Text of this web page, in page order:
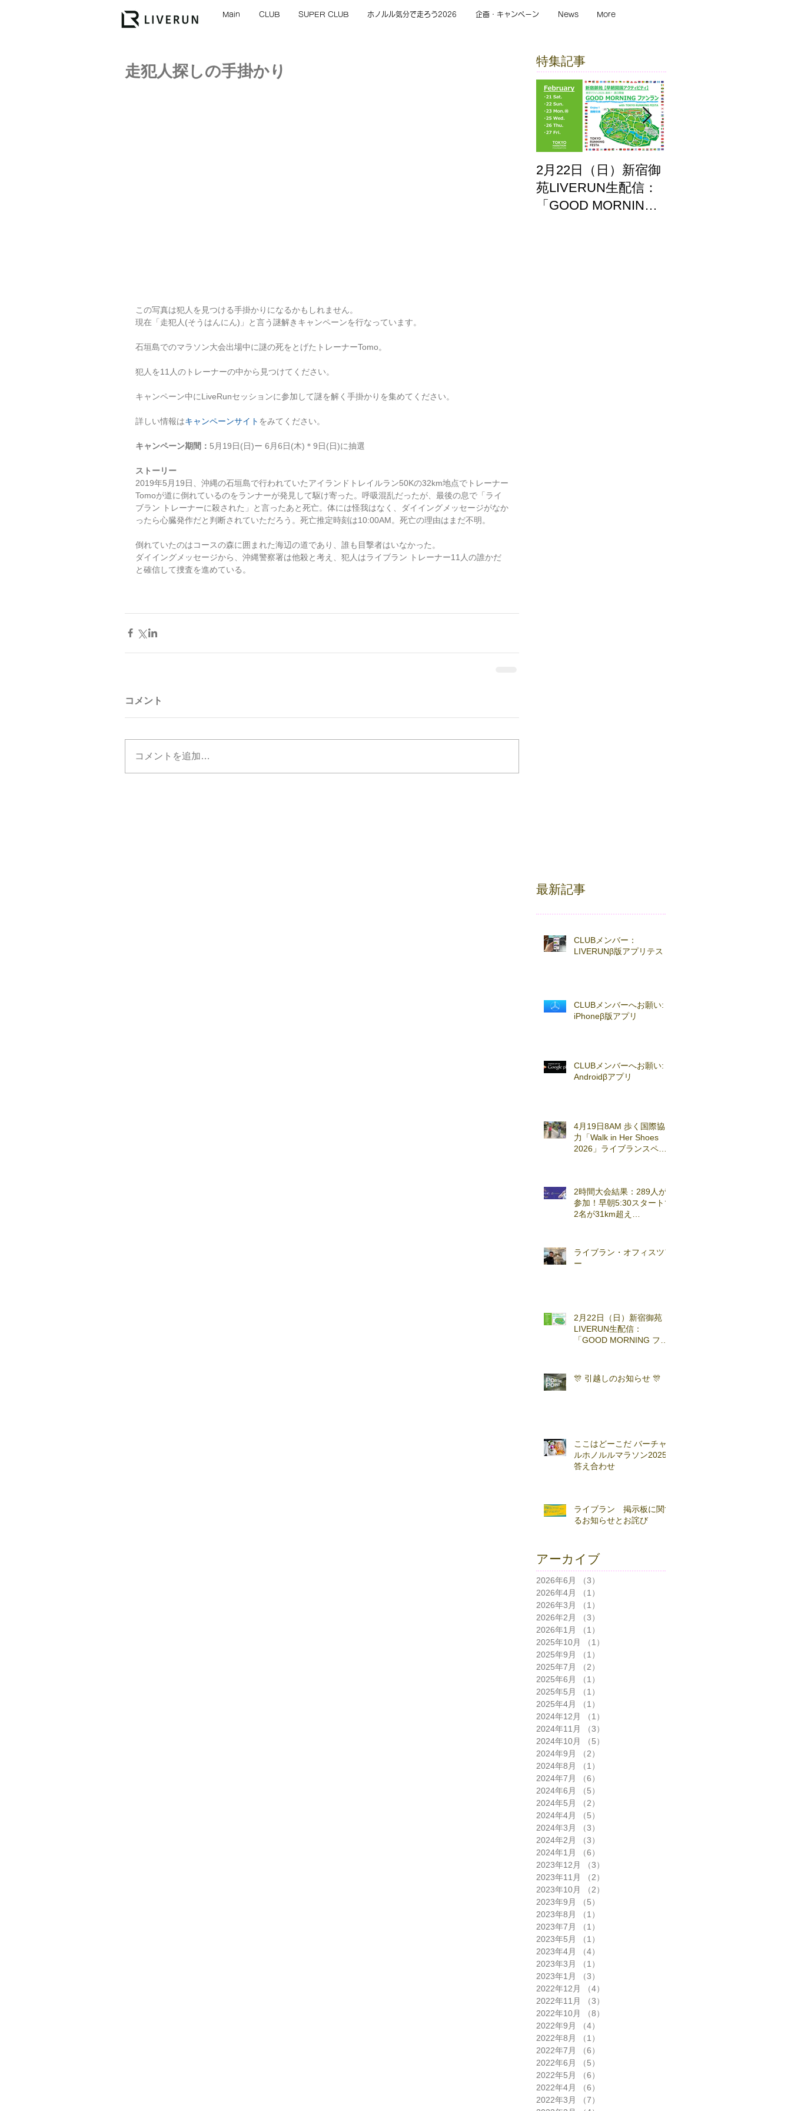
Main CLUB SUPER CLUB ホノルル気分で走ろう2026 企画・キャンペーン News More
走犯人探しの手掛かり
この写真は犯人を見つける手掛かりになるかもしれません。
現在「走犯人(そうはんにん)」と言う謎解きキャンペーンを行なっています。
石垣島でのマラソン大会出場中に謎の死をとげたトレーナーTomo。
犯人を11人のトレーナーの中から見つけてください。
キャンペーン中にLiveRunセッションに参加して謎を解く手掛かりを集めてください。
詳しい情報はキャンペーンサイト をみてください。
キャンペーン期間： 5月19日(日)ー 6月6日(木)＊9日(日)に抽選
ストーリー
2019年5月19日、沖縄の石垣島で行われていたアイランドトレイルラン50Kの32km地点でトレーナー
Tomoが道に倒れているのをランナーが発見して駆け寄った。呼吸混乱だったが、最後の息で「ライ
ブラン トレーナーに殺された」と言ったあと死亡。体には怪我はなく、ダイイングメッセージがなか
ったら心臓発作だと判断されていただろう。死亡推定時刻は10:00AM。死亡の理由はまだ不明。
倒れていたのはコースの森に囲まれた海辺の道であり、誰も目撃者はいなかった。
ダイイングメッセージから、沖縄警察署は他殺と考え、犯人はライブラン トレーナー11人の誰かだ
と確信して捜査を進めている。
コメント
コメントを追加…
特集記事
2月22日（日）新宿御
苑LIVERUN生配信：
「GOOD MORNING
最新記事
CLUBメンバー：
LIVERUNβ版アプリテスト
CLUBメンバーへお願い:
iPhoneβ版アプリ
CLUBメンバーへお願い:
Androidβアプリ
4月19日8AM 歩く国際協
力「Walk in Her Shoes
2026」ライブランスペシ
2時間大会結果：289人が
参加！早朝5:30スタートで
2名が31km超え
ライブラン・オフィスツア
ー
2月22日（日）新宿御苑
LIVERUN生配信：
「GOOD MORNING ファ
🎊 引越しのお知らせ 🎊
ここはどーこだ バーチャ
ルホノルルマラソン2025
答え合わせ
ライブラン 掲示板に関す
るお知らせとお詫び
アーカイブ
2026年6月 （3）
2026年4月
（1）
2026年3月
（1）
2026年2月
（3）
2026年1月
（1）
2025年10月
（1）
2025年9月
（1）
2025年7月
（2）
2025年6月
（1）
2025年5月
（1）
2025年4月
（1）
2024年12月
（1）
2024年11月
（3）
2024年10月
（5）
2024年9月
（2）
2024年8月
（1）
2024年7月
（6）
2024年6月
（5）
2024年5月
（2）
2024年4月
（5）
2024年3月
（3）
2024年2月
（3）
2024年1月
（6）
2023年12月
（3）
2023年11月
（2）
2023年10月
（2）
2023年9月
（5）
2023年8月
（1）
2023年7月
（1）
2023年5月
（1）
2023年4月
（4）
2023年3月
（1）
2023年1月
（3）
2022年12月
（4）
2022年11月
（3）
2022年10月
（8）
2022年9月
（4）
2022年8月
（1）
2022年7月
（6）
2022年6月
（5）
2022年5月
（6）
2022年4月
（6）
2022年3月
（7）